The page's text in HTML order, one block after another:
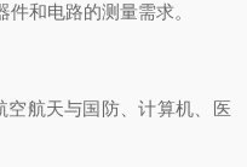
和电路的测量需求。
空航天与国防、计算机、医